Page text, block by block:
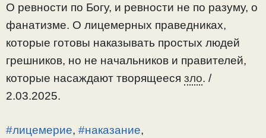
О ревности по Богу, и ревности не по разуму, о
фанатизме. О лицемерных праведниках,
которые готовы наказывать простых людей
грешников, но не начальников и правителей,
которые насаждают творящееся зло. /
2.03.2025.
#лицемерие, #наказание,